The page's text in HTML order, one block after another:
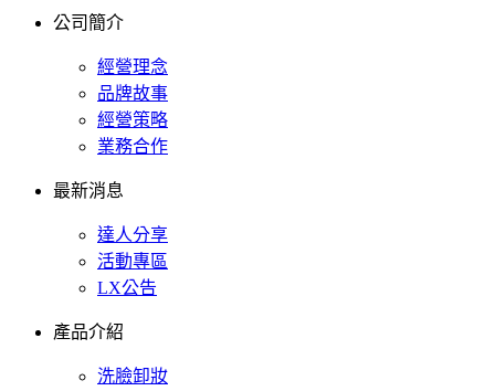
公司簡介
經營理念
品牌故事
經營策略
業務合作
最新消息
達人分享
活動專區
LX公告
產品介紹
洗臉卸妝